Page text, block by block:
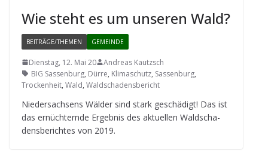
Wie steht es um unse­ren Wald?
BEITRÄGE/THEMEN GEMEINDE
Dienstag, 12. Mai 20
Andreas Kautzsch
BIG Sassenburg, Dürre, Klimaschutz, Sassenburg,
Trockenheit, Wald, Waldschadensbericht
Nie­der­sach­sens Wäl­der sind stark geschä­digt! Das ist
das ernüch­ternde Ergeb­nis des aktu­el­len Wald­scha­
dens­be­rich­tes von 2019.